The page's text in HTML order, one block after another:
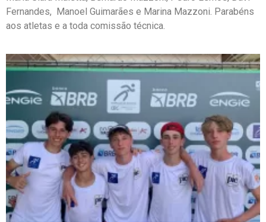
Fernandes, Manoel Guimarães e Marina Mazzoni. Parabéns
aos atletas e a toda comissão técnica.